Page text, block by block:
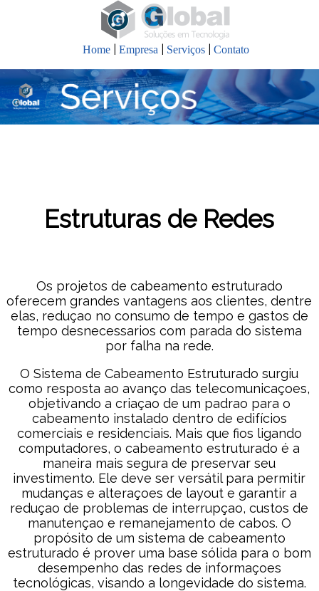
Home Empresa Serviços Contato
Estruturas de Redes
Os projetos de cabeamento estruturado
oferecem grandes vantagens aos clientes, dentre
elas, reduçao no consumo de tempo e gastos de
tempo desnecessarios com parada do sistema
por falha na rede.
O Sistema de Cabeamento Estruturado surgiu
como resposta ao avanço das telecomunicaçoes,
objetivando a criaçao de um padrao para o
cabeamento instalado dentro de edifícios
comerciais e residenciais. Mais que fios ligando
computadores, o cabeamento estruturado é a
maneira mais segura de preservar seu
investimento. Ele deve ser versátil para permitir
mudanças e alteraçoes de layout e garantir a
reduçao de problemas de interrupçao, custos de
manutençao e remanejamento de cabos. O
propósito de um sistema de cabeamento
estruturado é prover uma base sólida para o bom
desempenho das redes de informaçoes
tecnológicas, visando a longevidade do sistema.